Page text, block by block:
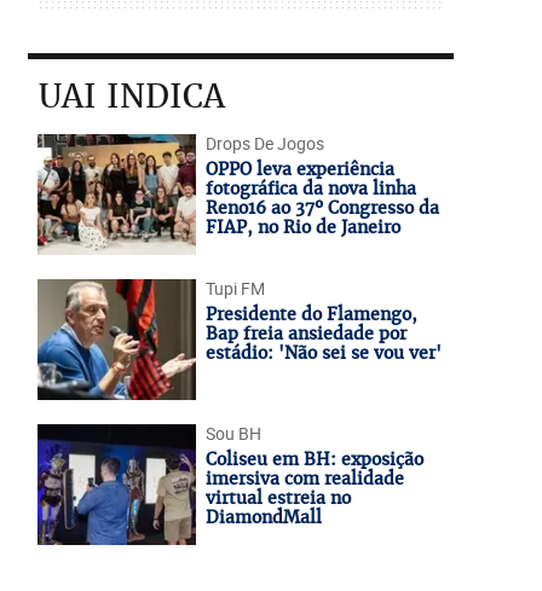
UAI INDICA
Drops De Jogos
OPPO leva experiência
fotográfica da nova linha
Reno16 ao 37º Congresso da
FIAP, no Rio de Janeiro
Tupi FM
Presidente do Flamengo,
Bap freia ansiedade por
estádio: 'Não sei se vou ver'
Sou BH
Coliseu em BH: exposição
imersiva com realidade
virtual estreia no
DiamondMall